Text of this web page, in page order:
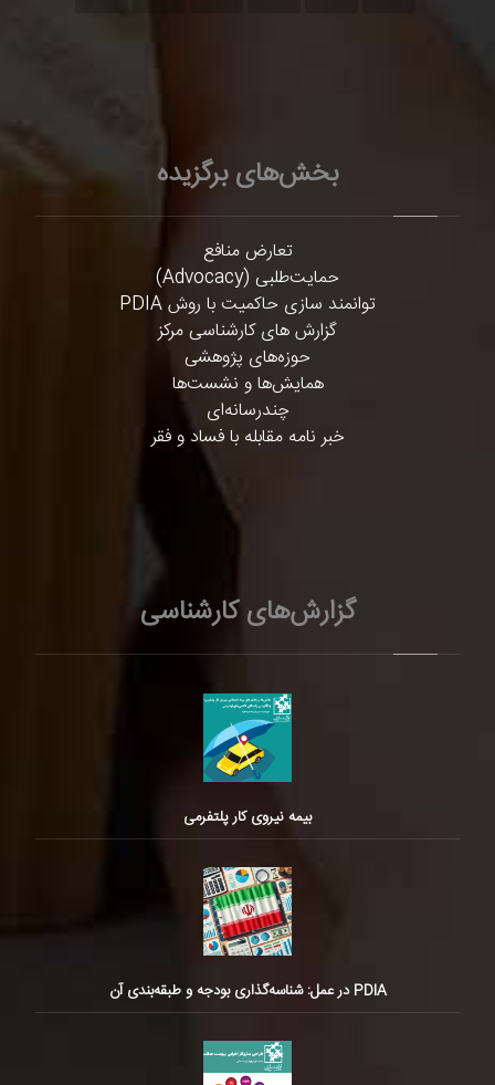
بخش‌های برگزیده
تعارض منافع
حمایت‌طلبی (Advocacy)
توانمند سازی حاکمیت با روش PDIA
گزارش های کارشناسی مرکز
حوزه‌های پژوهشی
همایش‌ها و نشست‌ها
چندرسانه‌ای
خبر نامه مقابله با فساد و فقر
گزارش‌های کارشناسی
بیمه نیروی کار پلتفرمی
PDIA در عمل: شناسه‌گذاری بودجه و طبقه‌بندی آن